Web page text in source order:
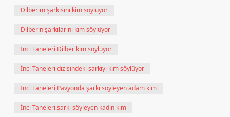
Dilberim şarkısını kim söylüyor
Dilberin şarkılarını kim söylüyor
İnci Taneleri Dilber kim söylüyor
İnci Taneleri dizisindeki şarkıyı kim söylüyor
İnci Taneleri Pavyonda şarkı söyleyen adam kim
İnci Taneleri şarkı söyleyen kadın kim